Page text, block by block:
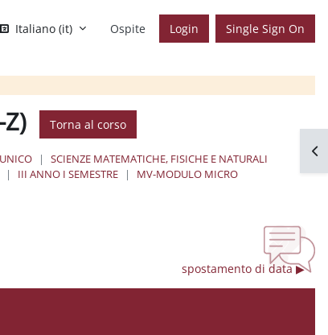
Italiano ‎(it)‎ Ospite Login Single Sign On
Torna al corso
SCIENZE MATEMATICHE, FISICHE E NATURALI
III ANNO I SEMESTRE
MV-MODULO MICRO
spostamento di data ▶︎